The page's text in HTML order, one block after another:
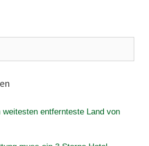
entfernteste Land von